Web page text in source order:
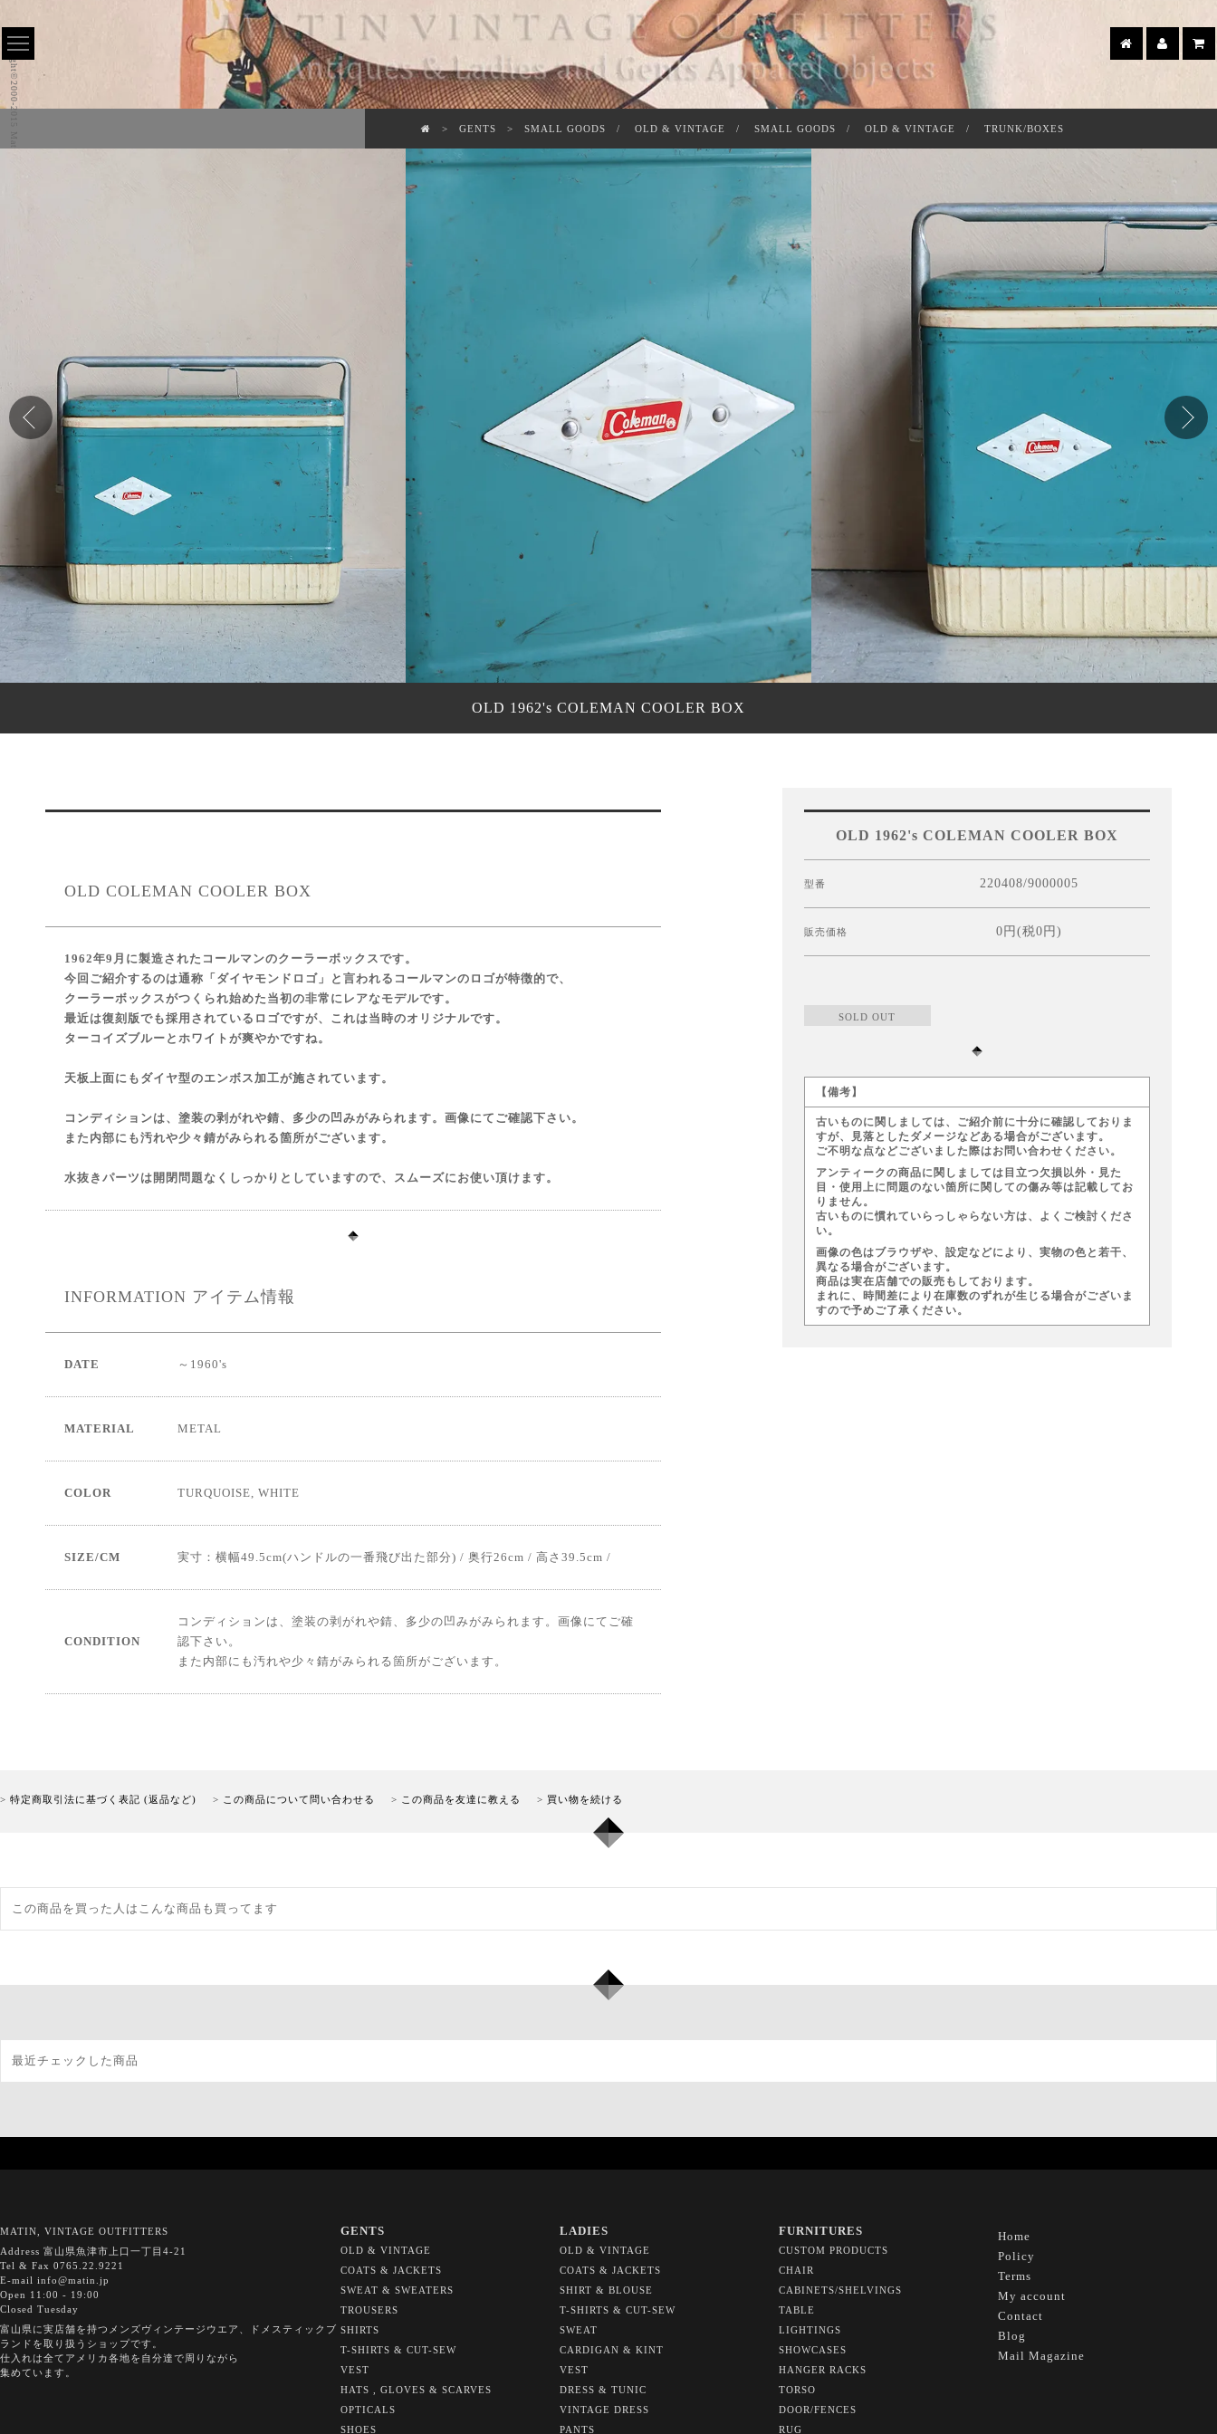
Copyright©2000-2015 Matin All Rights Reserved. GENTS SMALL GOODS OLD & VINTAGE SMALL GOODS OLD & VINTAGE TRUNK/BOXES
OLD 1962's COLEMAN COOLER BOX
OLD COLEMAN COOLER BOX
1962年9月に製造されたコールマンのクーラーボックスです。
今回ご紹介するのは通称「ダイヤモンドロゴ」と言われるコールマンのロゴが特徴的で、
クーラーボックスがつくられ始めた当初の非常にレアなモデルです。
最近は復刻版でも採用されているロゴですが、これは当時のオリジナルです。
ターコイズブルーとホワイトが爽やかですね。
天板上面にもダイヤ型のエンボス加工が施されています。
コンディションは、塗装の剥がれや錆、多少の凹みがみられます。画像にてご確認下さい。
また内部にも汚れや少々錆がみられる箇所がございます。
水抜きパーツは開閉問題なくしっかりとしていますので、スムーズにお使い頂けます。
INFORMATION アイテム情報
DATE ～1960's
MATERIAL METAL
COLOR TURQUOISE, WHITE
SIZE/CM 実寸：横幅49.5cm(ハンドルの一番飛び出た部分) / 奥行26cm / 高さ39.5cm /
CONDITION
コンディションは、塗装の剥がれや錆、多少の凹みがみられます。画像にてご確
認下さい。
また内部にも汚れや少々錆がみられる箇所がございます。
OLD 1962's COLEMAN COOLER BOX
型番 220408/9000005
販売価格 0円(税0円)
SOLD OUT
【備考】
古いものに関しましては、ご紹介前に十分に確認しておりま
すが、見落としたダメージなどある場合がございます。
ご不明な点などございました際はお問い合わせください。
アンティークの商品に関しましては目立つ欠損以外・見た
目・使用上に問題のない箇所に関しての傷み等は記載してお
りません。
古いものに慣れていらっしゃらない方は、よくご検討くださ
い。
画像の色はブラウザや、設定などにより、実物の色と若干、
異なる場合がございます。
商品は実在店舗での販売もしております。
まれに、時間差により在庫数のずれが生じる場合がございま
すので予めご了承ください。
特定商取引法に基づく表記 (返品など) この商品について問い合わせる この商品を友達に教える 買い物を続ける
この商品を買った人はこんな商品も買ってます
最近チェックした商品
MATIN, VINTAGE OUTFITTERS
Address 富山県魚津市上口一丁目4-21
Tel & Fax 0765.22.9221
E-mail info@matin.jp
Open 11:00 - 19:00
Closed Tuesday
富山県に実店舗を持つメンズヴィンテージウエア、ドメスティックブ
ランドを取り扱うショップです。
仕入れは全てアメリカ各地を自分達で周りながら
集めています。
GENTS
OLD & VINTAGE
COATS & JACKETS
SWEAT & SWEATERS
TROUSERS
SHIRTS
T-SHIRTS & CUT-SEW
VEST
HATS , GLOVES & SCARVES
OPTICALS
SHOES
LADIES
OLD & VINTAGE
COATS & JACKETS
SHIRT & BLOUSE
T-SHIRTS & CUT-SEW
SWEAT
CARDIGAN & KINT
VEST
DRESS & TUNIC
VINTAGE DRESS
PANTS
FURNITURES
CUSTOM PRODUCTS
CHAIR
CABINETS/SHELVINGS
TABLE
LIGHTINGS
SHOWCASES
HANGER RACKS
TORSO
DOOR/FENCES
RUG
Home
Policy
Terms
My account
Contact
Blog
Mail Magazine